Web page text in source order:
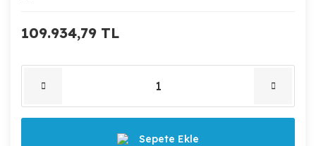
109.934,79 TL
Sepete Ekle